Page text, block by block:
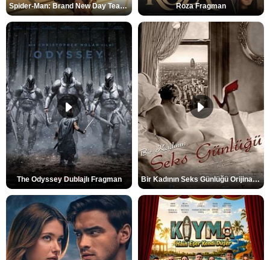
Spider-Man: Brand New Day Teaser Roza Fragman
The Odyssey Dublajlı Fragman Bir Kadının Seks Günlüğü Orijinal Fragman